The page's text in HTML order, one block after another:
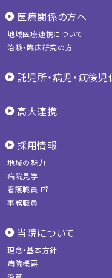
医療関係の方へ
地域医療連携について
治験・臨床研究の方
託児所・病児・病後
高大連携
採用情報
地域の魅力
病院見学
看護職員
事務職員
当院について
理念・基本方針
病院概要